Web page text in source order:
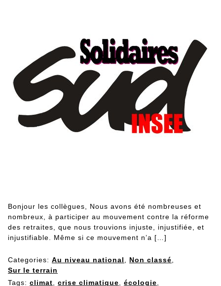
Bonjour les collègues, Nous avons été nombreuses et
nombreux, à participer au mouvement contre la réforme
des retraites, que nous trouvions injuste, injustifiée, et
injustifiable. Même si ce mouvement n’a […]
Categories: Au niveau national Non classé
Sur le terrain
Tags: climat crise climatique écologie